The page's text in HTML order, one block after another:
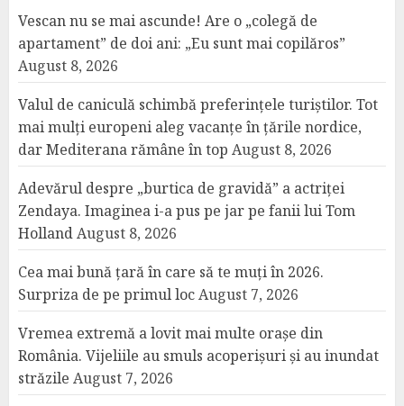
Vescan nu se mai ascunde! Are o „colegă de
apartament” de doi ani: „Eu sunt mai copilăros”
August 8, 2026
Valul de caniculă schimbă preferințele turiștilor. Tot
mai mulți europeni aleg vacanțe în țările nordice,
dar Mediterana rămâne în top August 8, 2026
Adevărul despre „burtica de gravidă” a actriței
Zendaya. Imaginea i-a pus pe jar pe fanii lui Tom
HollandAugust 8, 2026
Cea mai bună țară în care să te muți în 2026.
Surpriza de pe primul locAugust 7, 2026
Vremea extremă a lovit mai multe orașe din
România. Vijeliile au smuls acoperișuri și au inundat
străzile August 7, 2026